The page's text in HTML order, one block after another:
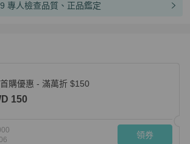
專人檢查品質、正品鑑定
購優惠 - 滿萬折 $150
150
領券